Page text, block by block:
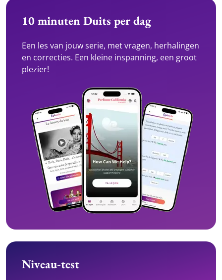
10 minuten Duits per dag
Een les van jouw serie, met vragen, herhalingen
en correcties. Een kleine inspanning, een groot
plezier!
Niveau-test